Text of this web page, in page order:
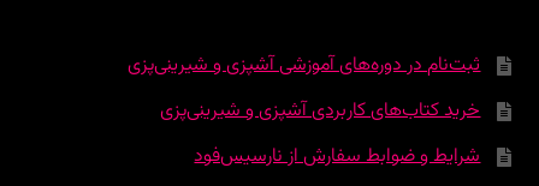
ثبت‌نام در دوره‌‌های آموزشی آشپزی و شیرینی‌پزی
خرید کتاب‌های کاربردی آشپزی و شیرینی‌پزی
شرایط و ضوابط سفارش از نارسیس‌فود